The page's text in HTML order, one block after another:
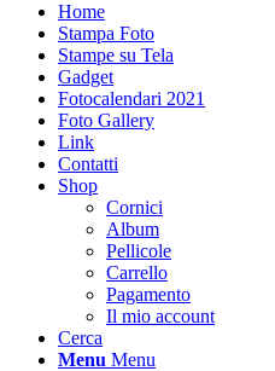
Home
Stampa Foto
Stampe su Tela
Gadget
Fotocalendari 2021
Foto Gallery
Link
Contatti
Shop
Cornici
Album
Pellicole
Carrello
Pagamento
Il mio account
Cerca
Menu Menu